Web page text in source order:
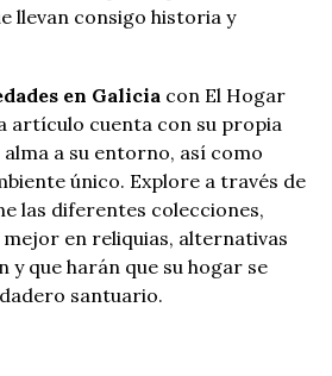
llevan consigo historia y
en Galiciacon El Hogar
artículo cuenta con su propia
a su entorno, así como
único. Explore a través de
las diferentes colecciones,
en reliquias, alternativas
y que harán que su hogar se
santuario.